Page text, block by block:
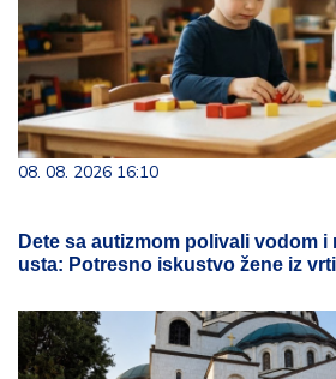
08. 08. 2026 16:10
Dete sa autizmom polivali vodom i
usta: Potresno iskustvo žene iz